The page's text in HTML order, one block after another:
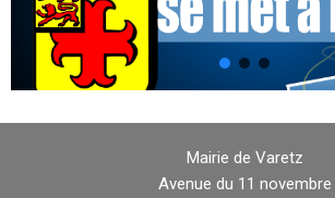
Mairie de Varetz
Avenue du 11 novembre